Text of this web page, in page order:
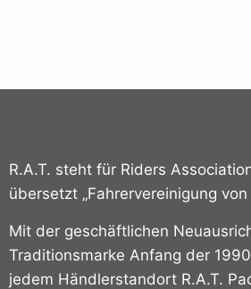
R.A.T. steht für Riders
übersetzt „Fahrervereinigung von
Mit der geschäftlichen
Traditionsmarke Anfang der
jedem Händlerstandort R.A.T.